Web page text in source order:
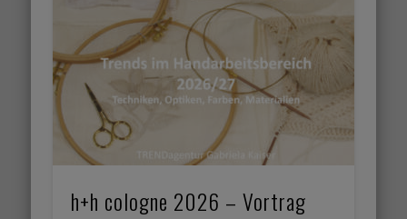
h+h cologne 2026 – Vortrag